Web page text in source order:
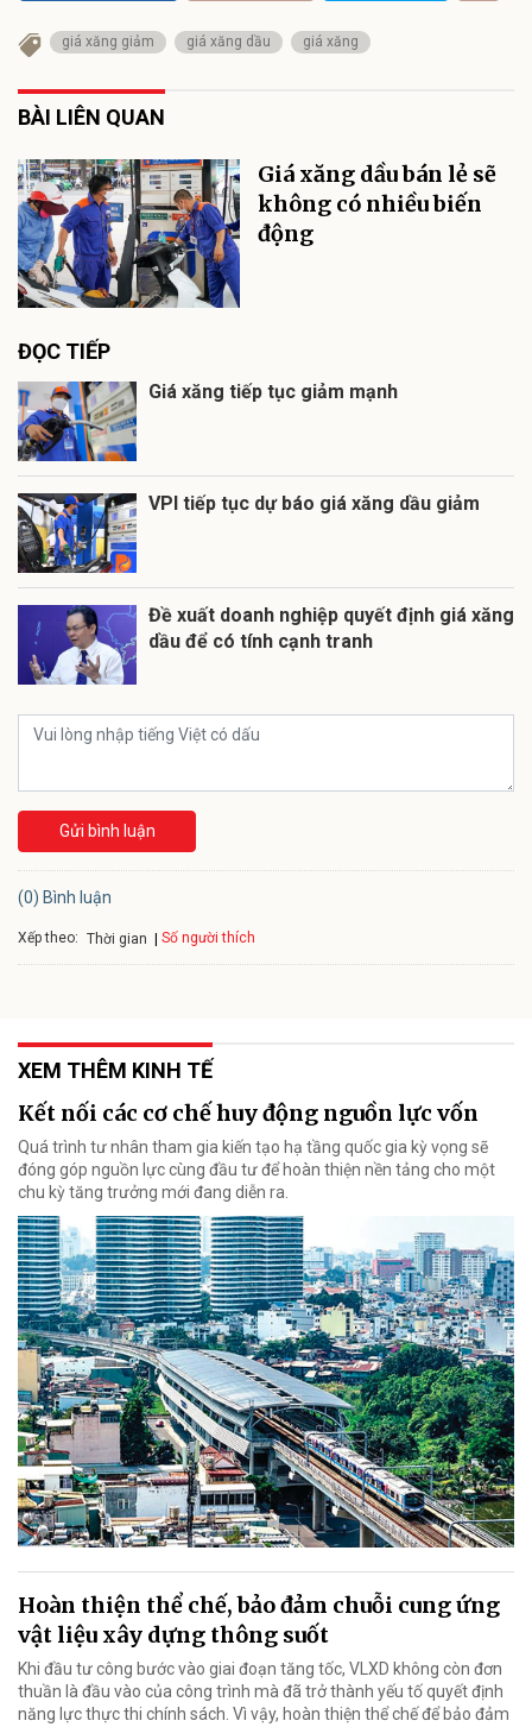
giá xăng giảm giá xăng dầu giá xăng
BÀI LIÊN QUAN
Giá xăng dầu bán lẻ sẽ
không có nhiều biến
động
ĐỌC TIẾP
Giá xăng tiếp tục giảm mạnh
VPI tiếp tục dự báo giá xăng dầu giảm
Đề xuất doanh nghiệp quyết định giá xăng
dầu để có tính cạnh tranh
Gửi bình luận
(0) Bình luận
Xếp theo: Thời gian Số người thích
XEM THÊM KINH TẾ
Kết nối các cơ chế huy động nguồn lực vốn
Quá trình tư nhân tham gia kiến tạo hạ tầng quốc gia kỳ vọng sẽ
đóng góp nguồn lực cùng đầu tư để hoàn thiện nền tảng cho một
chu kỳ tăng trưởng mới đang diễn ra.
Hoàn thiện thể chế, bảo đảm chuỗi cung ứng
vật liệu xây dựng thông suốt
Khi đầu tư công bước vào giai đoạn tăng tốc, VLXD không còn đơn
thuần là đầu vào của công trình mà đã trở thành yếu tố quyết định
năng lực thực thi chính sách. Vì vậy, hoàn thiện thể chế để bảo đảm